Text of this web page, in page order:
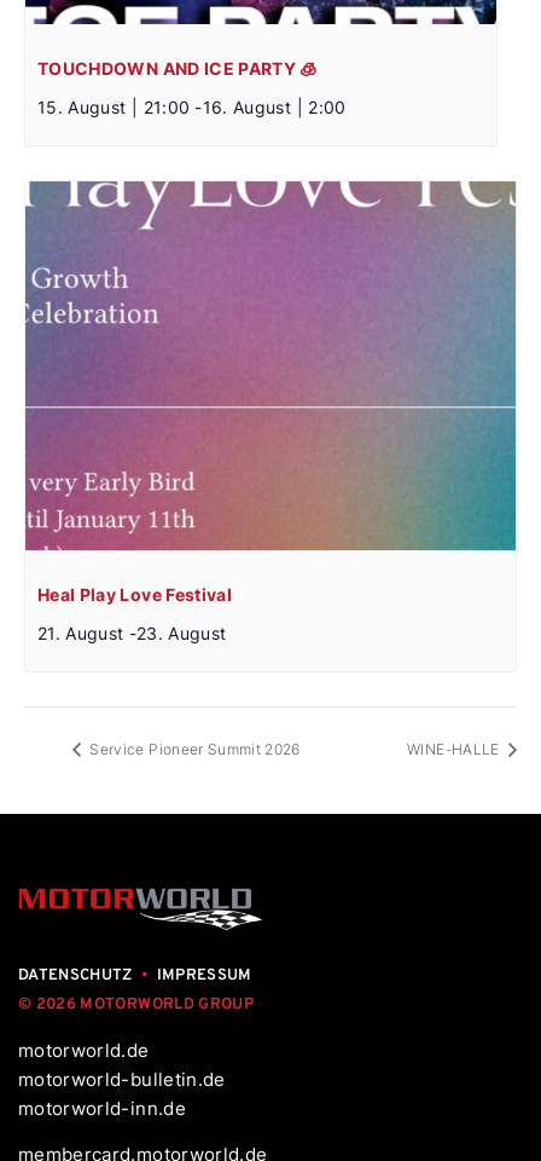
TOUCHDOWN AND ICE PARTY 🧊
15. August | 21:00 -16. August | 2:00
Heal Play Love Festival
21. August -23. August
Service Pioneer Summit 2026 WINE-HALLE
DATENSCHUTZ • IMPRESSUM
© 2026 MOTORWORLD GROUP
motorworld.de
motorworld-bulletin.de
motorworld-inn.de
membercard.motorworld.de